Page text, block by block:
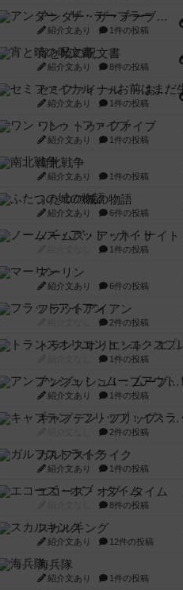
アンダー・ザ・テーブラー
紹介文あり 1件の投稿
宵と暁の呪文書
紹介文あり 8件の投稿
セミファイナル ～お前はまだ生きている～
紹介文あり 1件の投稿
ワン・トゥ・ファイブ
紹介文あり 1件の投稿
南北戦争
紹介文あり 1件の投稿
ふたつの城の物語
紹介文あり 6件の投稿
ノームズ・アット・ナイト
1件の投稿
マーリン
紹介文あり 6件の投稿
フラットアイアン
2件の投稿
トランスオリエント・エクスプレス
1件の投稿
アンブッシュ！：ムーブアウト！
紹介文あり 1件の投稿
キャプテン・フリップ：イスラ・ボンバ
2件の投稿
ガルフストライク
紹介文あり 1件の投稿
エコーズ・オブ・タイム
8件の投稿
スカルキング
紹介文あり 12件の投稿
海兵隊
紹介文あり 1件の投稿